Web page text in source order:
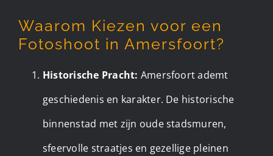
Waarom Kiezen voor een
Fotoshoot in Amersfoort?
Historische Pracht: Amersfoort ademt
geschiedenis en karakter. De historische
binnenstad met zijn oude stadsmuren,
sfeervolle straatjes en gezellige pleinen